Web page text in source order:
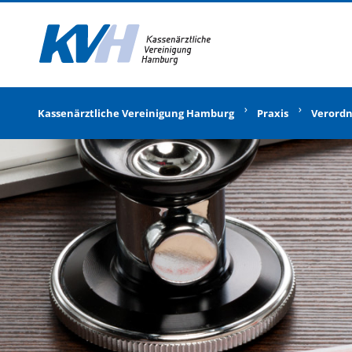
Kassenärztliche Vereinigung Hamburg Praxis